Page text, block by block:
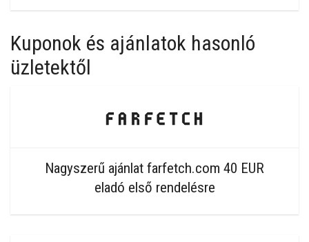
Kuponok és ajánlatok hasonló
üzletektől
Nagyszerű ajánlat farfetch.com 40 EUR
eladó első rendelésre